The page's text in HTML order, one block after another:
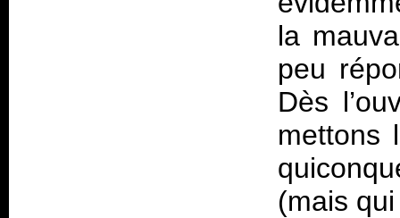
la
peu
Dès
mettons
(mais